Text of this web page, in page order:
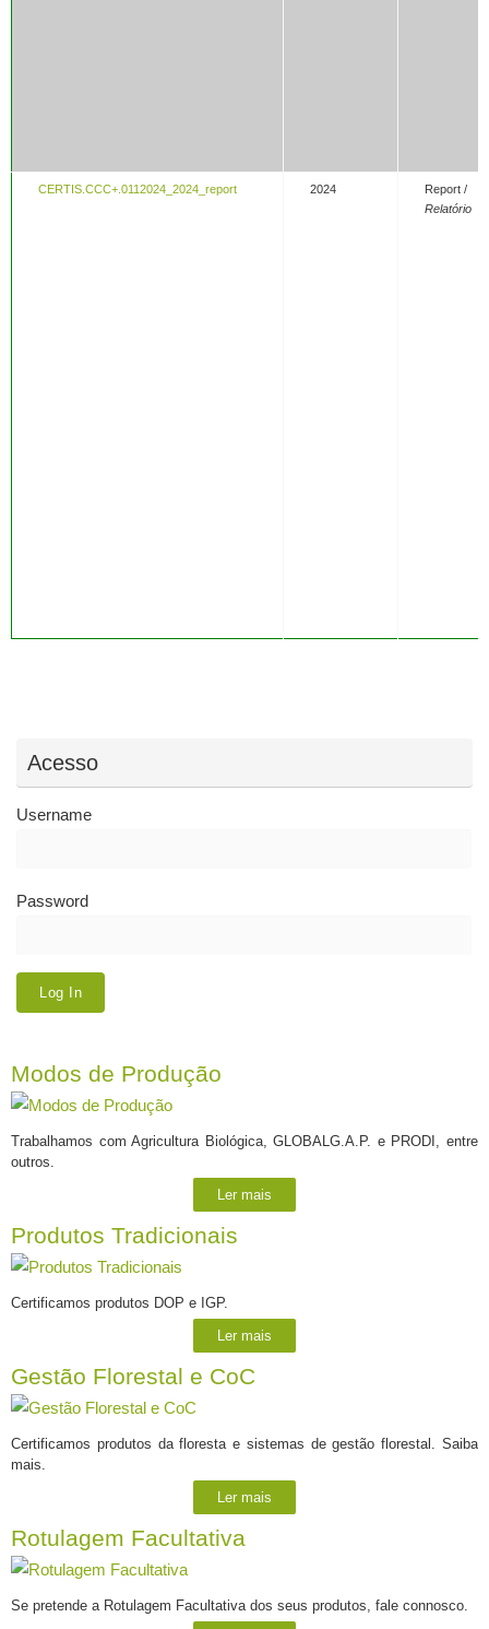
CERTIS.CCC+.0112024_2024_report 2024
Report /
Relatório
Acesso
Username
Password
Modos de Produção
Trabalhamos com Agricultura Biológica, GLOBALG.A.P. e PRODI, entre
outros.
Ler mais
Produtos Tradicionais
Certificamos produtos DOP e IGP.
Ler mais
Gestão Florestal e CoC
Certificamos produtos da floresta e sistemas de gestão florestal. Saiba
mais.
Ler mais
Rotulagem Facultativa
Se pretende a Rotulagem Facultativa dos seus produtos, fale connosco.